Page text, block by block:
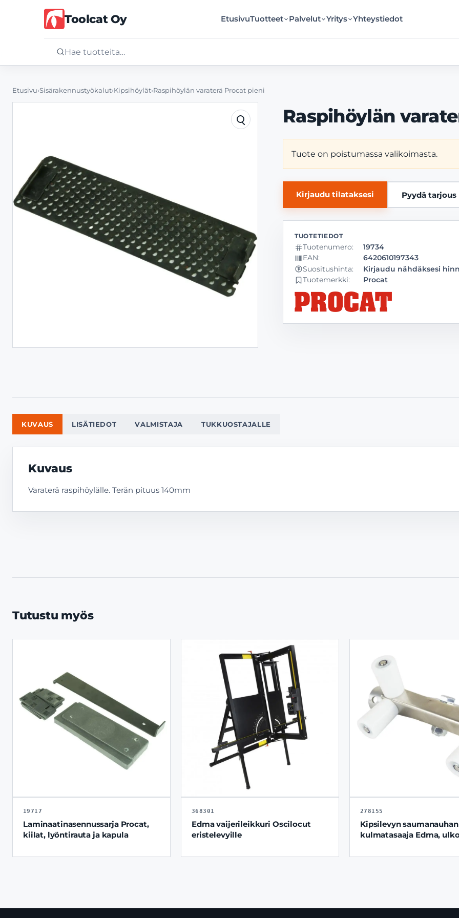
Toolcat Oy EtusivuTuotteet Palvelut Yritys Yhteystiedot
Yritys
Yhteystiedot
Etusivu›Sisärakennustyökalut›Kipsihöylät›Raspihöylän varaterä Procat pieni
Raspihöylän
Tuote on poistumassa valikoimasta.
Kirjaudu tilataksesi Pyydä tarjous
Tuotenumero:
19734
EAN:
6420610197343
Suositushinta:
Kirjaudu nähdäksesi
Tuotemerkki: Procat
KUVAUS LISÄTIEDOT VALMISTAJA TUKKUOSTAJALLE
Kuvaus
Varaterä raspihöylälle. Terän pituus 140mm
Tutustu myös
19717
Laminaatinasennussarja Procat,
kiilat, lyöntirauta ja kapula
368301
Edma vaijerileikkuri Oscilocut
eristelevyille
278155
Kipsilevyn saumanauhan
kulmatasaaja Edma,